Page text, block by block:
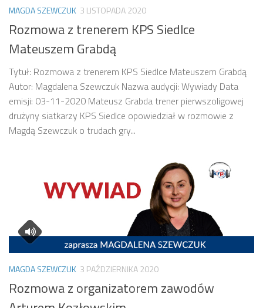
MAGDA SZEWCZUK 3 LISTOPADA 2020
Rozmowa z trenerem KPS Siedlce
Mateuszem Grabdą
Tytuł: Rozmowa z trenerem KPS Siedlce Mateuszem Grabdą
Autor: Magdalena Szewczuk Nazwa audycji: Wywiady Data
emisji: 03-11-2020 Mateusz Grabda trener pierwszoligowej
drużyny siatkarzy KPS Siedlce opowiedział w rozmowie z
Magdą Szewczuk o trudach gry...
MAGDA SZEWCZUK 3 PAŹDZIERNIKA 2020
Rozmowa z organizatorem zawodów